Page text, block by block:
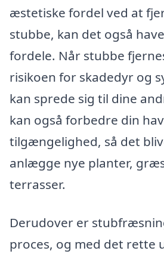
æstetiske fordel ved at
stubbe, kan det også
fordele. Når stubbe
risikoen for skadedyr og
kan sprede sig til dine
kan også forbedre din
tilgængelighed, så det
anlægge nye planter,
terrasser.
Derudover er
proces, og med det rette